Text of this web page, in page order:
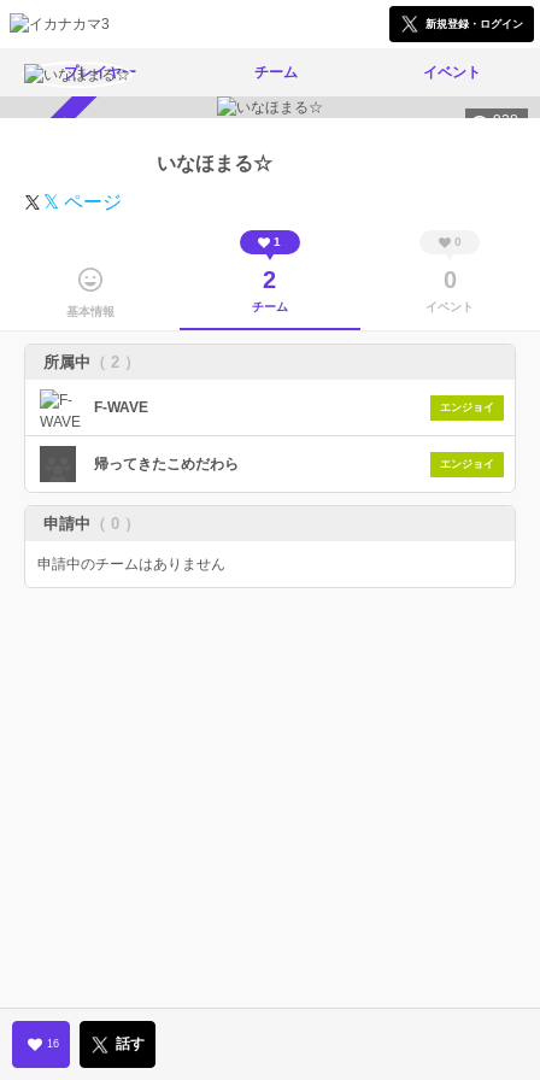
新規登録・ログイン
プレイヤー チーム イベント
928
いなほまる☆
𝕏 ページ
基本情報
1
2
チーム
0
0
イベント
所属中 （ 2 ）
F-WAVE エンジョイ
帰ってきたこめだわら エンジョイ
申請中 （ 0 ）
申請中のチームはありません
16 話す